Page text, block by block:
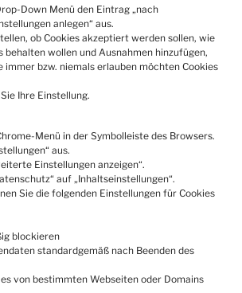
Down Menü den Eintrag „nach
anlegen“ aus.
ob Cookies akzeptiert werden sollen, wie
behalten wollen und Ausnahmen hinzufügen,
immer bzw. niemals erlauben möchten Cookies
Ihre Einstellung.
Menü in der Symbolleiste des Browsers.
aus.
Einstellungen anzeigen“.
auf „Inhaltseinstellungen“.
Sie die folgenden Einstellungen für Cookies
blockieren
standardgemäß nach Beenden des
von bestimmten Webseiten oder Domains